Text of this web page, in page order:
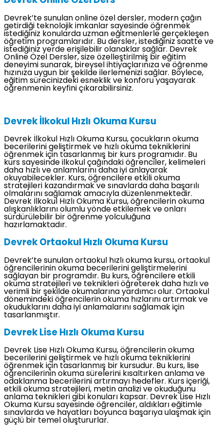
Devrek’te sunulan online özel dersler, modern çağın
getirdiği teknolojik imkanlar sayesinde öğrenmek
istediğiniz konularda uzman eğitmenlerle gerçekleşen
öğretim programlarıdır. Bu dersler, istediğiniz saatte ve
istediğiniz yerde erişilebilir olanaklar sağlar. Devrek
Online Özel Dersler, size özelleştirilmiş bir eğitim
deneyimi sunarak, bireysel ihtiyaçlarınıza ve öğrenme
hızınıza uygun bir şekilde ilerlemenizi sağlar. Böylece,
eğitim sürecinizdeki esneklik ve konforu yaşayarak
öğrenmenin keyfini çıkarabilirsiniz.
Devrek İlkokul Hızlı Okuma Kursu
Devrek İlkokul Hızlı Okuma Kursu, çocukların okuma
becerilerini geliştirmek ve hızlı okuma tekniklerini
öğrenmek için tasarlanmış bir kurs programıdır. Bu
kurs sayesinde ilkokul çağındaki öğrenciler, kelimeleri
daha hızlı ve anlamlarını daha iyi anlayarak
okuyabilecekler. Kurs, öğrencilere etkili okuma
stratejileri kazandırmak ve sınavlarda daha başarılı
olmalarını sağlamak amacıyla düzenlenmektedir.
Devrek İlkokul Hızlı Okuma Kursu, öğrencilerin okuma
alışkanlıklarını olumlu yönde etkilemek ve onları
sürdürülebilir bir öğrenme yolculuğuna
hazırlamaktadır.
Devrek Ortaokul Hızlı Okuma Kursu
Devrek’te sunulan ortaokul hızlı okuma kursu, ortaokul
öğrencilerinin okuma becerilerini geliştirmelerini
sağlayan bir programdır. Bu kurs, öğrencilere etkili
okuma stratejileri ve teknikleri öğreterek daha hızlı ve
verimli bir şekilde okumalarına yardımcı olur. Ortaokul
dönemindeki öğrencilerin okuma hızlarını artırmak ve
okuduklarını daha iyi anlamalarını sağlamak için
tasarlanmıştır.
Devrek Lise Hızlı Okuma Kursu
Devrek Lise Hızlı Okuma Kursu, öğrencilerin okuma
becerilerini geliştirmek ve hızlı okuma tekniklerini
öğrenmek için tasarlanmış bir kursudur. Bu kurs, lise
öğrencilerinin okuma sürelerini kısaltırken anlama ve
odaklanma becerilerini artırmayı hedefler. Kurs içeriği,
etkili okuma stratejileri, metin analizi ve okuduğunu
anlama teknikleri gibi konuları kapsar. Devrek Lise Hızlı
Okuma Kursu sayesinde öğrenciler, aldıkları eğitimle
sınavlarda ve hayatları boyunca başarıya ulaşmak için
güçlü bir temel oluştururlar.